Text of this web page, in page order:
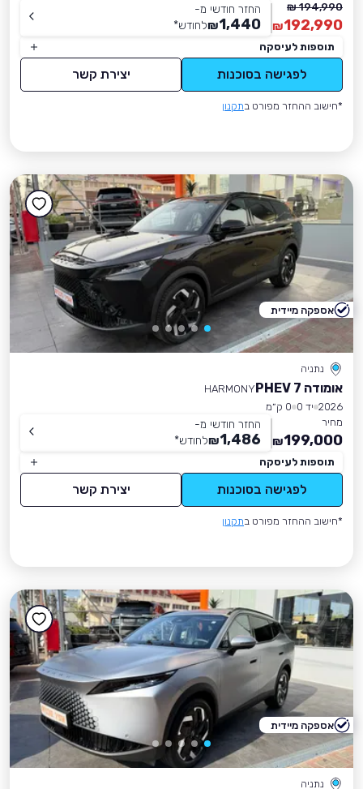
194,990 ₪
192,990
₪
החזר חודשי מ-
1,440
₪לחודש*
תוספות לעיסקה
לפגישה בסוכנות יצירת קשר
*חישוב ההחזר מפורט בתקנון
נתניה
אומודה 7 PHEV
HARMONY
2026 יד 0
0 ק״מ
מחיר
199,000
₪
החזר חודשי מ-
1,486
₪לחודש*
תוספות לעיסקה
לפגישה בסוכנות יצירת קשר
*חישוב ההחזר מפורט בתקנון
אספקה מיידית
נתניה
אספקה מיידית